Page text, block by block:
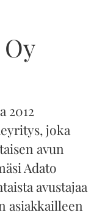
2012
joka
avun
Adato
avustajaa
asiakkailleen